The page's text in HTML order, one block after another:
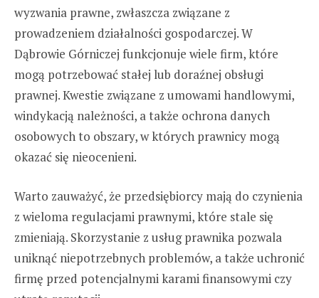
wyzwania prawne, zwłaszcza związane z
prowadzeniem działalności gospodarczej. W
Dąbrowie Górniczej funkcjonuje wiele firm, które
mogą potrzebować stałej lub doraźnej obsługi
prawnej. Kwestie związane z umowami handlowymi,
windykacją należności, a także ochrona danych
osobowych to obszary, w których prawnicy mogą
okazać się nieocenieni.
Warto zauważyć, że przedsiębiorcy mają do czynienia
z wieloma regulacjami prawnymi, które stale się
zmieniają. Skorzystanie z usług prawnika pozwala
uniknąć niepotrzebnych problemów, a także uchronić
firmę przed potencjalnymi karami finansowymi czy